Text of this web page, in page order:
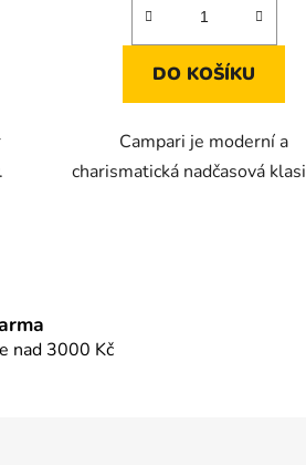
DO KOŠÍKU
Campari je moderní a
charismatická nadčasová
nad 3000 Kč